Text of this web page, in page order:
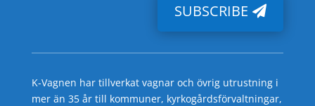
SUBSCRIBE
K-Vagnen har tillverkat vagnar och övrig utrustning i
mer än 35 år till kommuner, kyrkogårdsförvaltningar,